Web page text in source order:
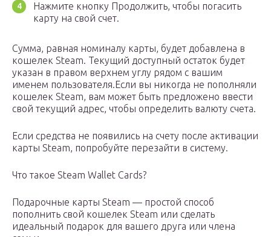
Нажмите кнопку Продолжить, чтобы погасить
карту на свой счет.
Сумма, равная номиналу карты, будет добавлена в
кошелек Steam. Текущий доступный остаток будет
указан в правом верхнем углу рядом с вашим
именем пользователя.Если вы никогда не пополняли
кошелек Steam, вам может быть предложено ввести
свой текущий адрес, чтобы определить валюту счета.
Если средства не появились на счету после активации
карты Steam, попробуйте перезайти в систему.
Что такое Steam Wallet Cards?
Подарочные карты Steam — простой способ
пополнить свой кошелек Steam или сделать
идеальный подарок для вашего друга или члена